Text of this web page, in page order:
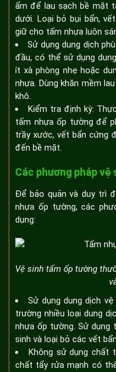
ẩm để lau sạch bề mặt
dưới. Loại bỏ bụi bẩn,
giữ cho tấm nhựa luôn
Sử dụng dung dịch
đầu, có thể sử dụng
ít xà phòng nhẹ hoặc
nhựa. Dùng khăn mềm
khô.
Kiểm tra định kỳ:
tấm nhựa ốp tường để
trầy xước, vết bẩn cứng
đến bề mặt.
Các phương pháp
Để bảo quản và duy trì
nhựa ốp tường, các
dụng:
Vệ sinh tấm ốp tường
Sử dụng dung dịch
trường nhiều loại dung
nhựa ốp tường. Sử dụng
sinh và loại bỏ các vết
Không sử dụng chất
chất tẩy rửa mạnh có